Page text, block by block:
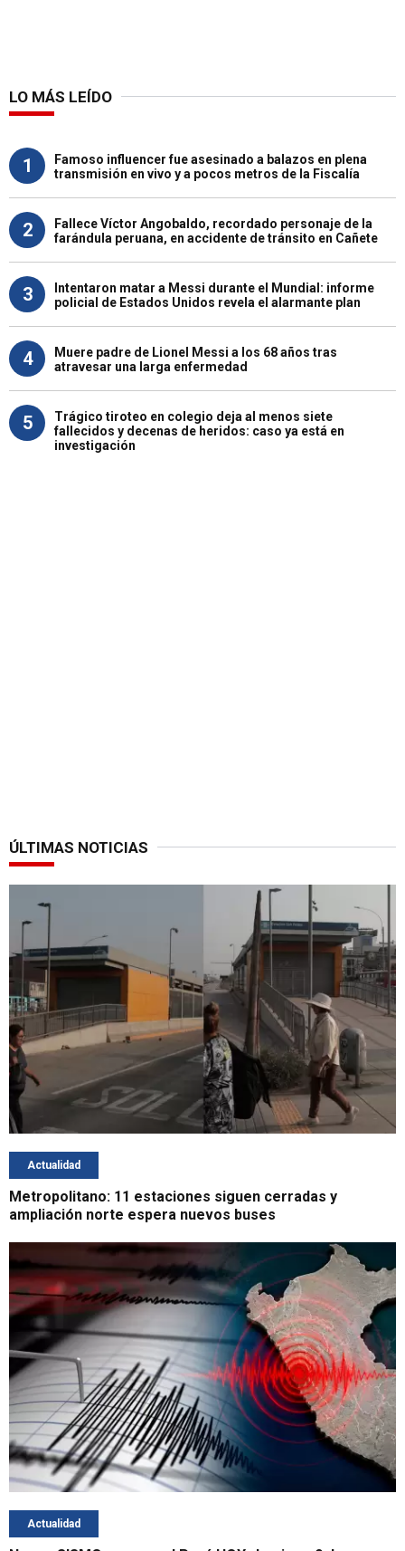
LO MÁS LEÍDO
1
Famoso influencer fue asesinado a balazos en plena
transmisión en vivo y a pocos metros de la Fiscalía
2
Fallece Víctor Angobaldo, recordado personaje de la
farándula peruana, en accidente de tránsito en Cañete
3
Intentaron matar a Messi durante el Mundial: informe
policial de Estados Unidos revela el alarmante plan
4
Muere padre de Lionel Messi a los 68 años tras
atravesar una larga enfermedad
5
Trágico tiroteo en colegio deja al menos siete
fallecidos y decenas de heridos: caso ya está en
investigación
ÚLTIMAS NOTICIAS
Actualidad
Metropolitano: 11 estaciones siguen cerradas y
ampliación norte espera nuevos buses
Actualidad